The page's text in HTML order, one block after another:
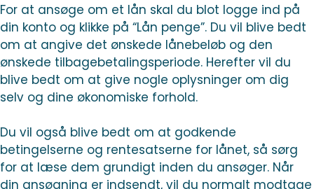
For at ansøge om et lån skal du blot logge ind på
din konto og klikke på “Lån penge”. Du vil blive bedt
om at angive det ønskede lånebeløb og den
ønskede tilbagebetalingsperiode. Herefter vil du
blive bedt om at give nogle oplysninger om dig
selv og dine økonomiske forhold.
Du vil også blive bedt om at godkende
betingelserne og rentesatserne for lånet, så sørg
for at læse dem grundigt inden du ansøger. Når
din ansøgning er indsendt, vil du normalt modtage